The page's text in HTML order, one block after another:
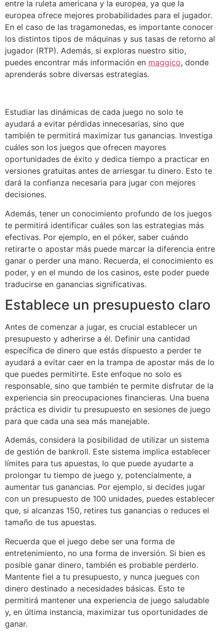
entre la ruleta americana y la europea, ya que la
europea ofrece mejores probabilidades para el jugador.
En el caso de las tragamonedas, es importante conocer
los distintos tipos de máquinas y sus tasas de retorno al
jugador (RTP). Además, si exploras nuestro sitio,
puedes encontrar más información en maggico, donde
aprenderás sobre diversas estrategias.
Estudiar las dinámicas de cada juego no solo te
ayudará a evitar pérdidas innecesarias, sino que
también te permitirá maximizar tus ganancias. Investiga
cuáles son los juegos que ofrecen mayores
oportunidades de éxito y dedica tiempo a practicar en
versiones gratuitas antes de arriesgar tu dinero. Esto te
dará la confianza necesaria para jugar con mejores
decisiones.
Además, tener un conocimiento profundo de los juegos
te permitirá identificar cuáles son las estrategias más
efectivas. Por ejemplo, en el póker, saber cuándo
retirarte o apostar más puede marcar la diferencia entre
ganar o perder una mano. Recuerda, el conocimiento es
poder, y en el mundo de los casinos, este poder puede
traducirse en ganancias significativas.
Establece un presupuesto claro
Antes de comenzar a jugar, es crucial establecer un
presupuesto y adherirse a él. Definir una cantidad
específica de dinero que estás dispuesto a perder te
ayudará a evitar caer en la trampa de apostar más de lo
que puedes permitirte. Este enfoque no solo es
responsable, sino que también te permite disfrutar de la
experiencia sin preocupaciones financieras. Una buena
práctica es dividir tu presupuesto en sesiones de juego
para que cada una sea más manejable.
Además, considera la posibilidad de utilizar un sistema
de gestión de bankroll. Este sistema implica establecer
límites para tus apuestas, lo que puede ayudarte a
prolongar tu tiempo de juego y, potencialmente, a
aumentar tus ganancias. Por ejemplo, si decides jugar
con un presupuesto de 100 unidades, puedes establecer
que, si alcanzas 150, retires tus ganancias o reduces el
tamaño de tus apuestas.
Recuerda que el juego debe ser una forma de
entretenimiento, no una forma de inversión. Si bien es
posible ganar dinero, también es probable perderlo.
Mantente fiel a tu presupuesto, y nunca juegues con
dinero destinado a necesidades básicas. Esto te
permitirá mantener una experiencia de juego saludable
y, en última instancia, maximizar tus oportunidades de
ganar.